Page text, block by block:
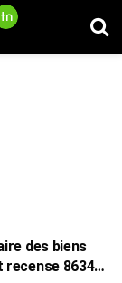
des biens
recense 8634